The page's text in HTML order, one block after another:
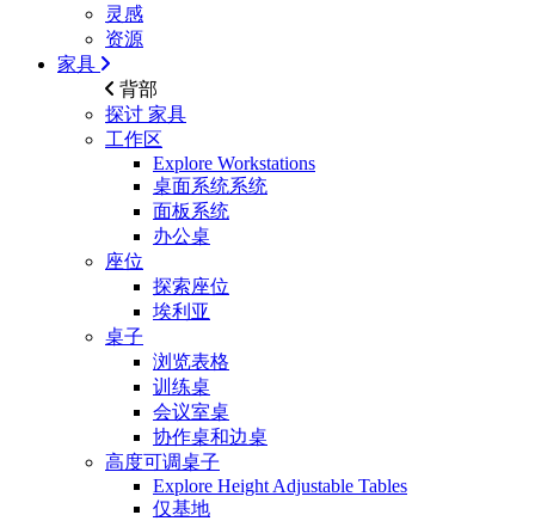
灵感
资源
家具
背部
探讨 家具
工作区
Explore Workstations
桌面系统系统
面板系统
办公桌
座位
探索座位
埃利亚
桌子
浏览表格
训练桌
会议室桌
协作桌和边桌
高度可调桌子
Explore Height Adjustable Tables
仅基地